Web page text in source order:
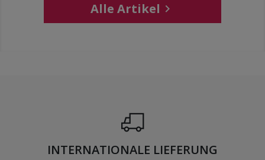
Alle Artikel 
INTERNATIONALE LIEFERUNG